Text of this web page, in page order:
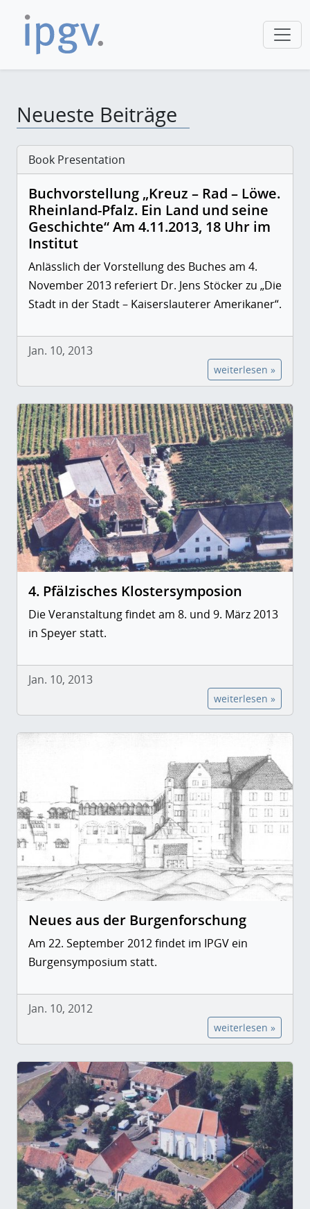
Neueste Beiträge
Book Presentation
Buchvorstellung „Kreuz – Rad – Löwe.
Rheinland-Pfalz. Ein Land und seine
Geschichte“ Am 4.11.2013, 18 Uhr im
Institut
Anlässlich der Vorstellung des Buches am 4.
November 2013 referiert Dr. Jens Stöcker zu „Die
Stadt in der Stadt – Kaiserslauterer Amerikaner“.
Jan. 10, 2013
weiterlesen »
4. Pfälzisches Klostersymposion
Die Veranstaltung findet am 8. und 9. März 2013
in Speyer statt.
Jan. 10, 2013
weiterlesen »
Neues aus der Burgenforschung
Am 22. September 2012 findet im IPGV ein
Burgensymposium statt.
Jan. 10, 2012
weiterlesen »